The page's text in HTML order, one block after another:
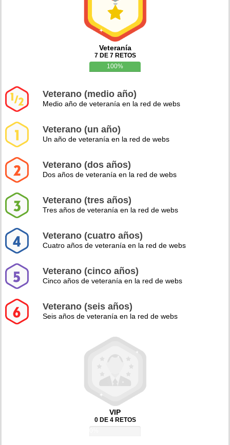
Veteranía
7 DE 7 RETOS
100%
Veterano (medio año)
Medio año de veteranía en la red de webs
Veterano (un año)
Un año de veteranía en la red de webs
Veterano (dos años)
Dos años de veteranía en la red de webs
Veterano (tres años)
Tres años de veteranía en la red de webs
Veterano (cuatro años)
Cuatro años de veteranía en la red de webs
Veterano (cinco años)
Cinco años de veteranía en la red de webs
Veterano (seis años)
Seis años de veteranía en la red de webs
VIP
0 DE 4 RETOS